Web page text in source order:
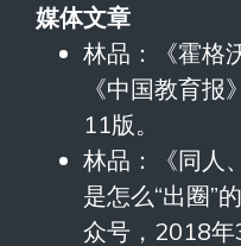
媒体文章
林品：《霍格
《中国教育
11版。
林品：《同人
是怎么“出圈”
众号，2018年